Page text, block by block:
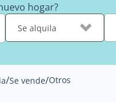
hogar?
Se alquila
/Se vende/Otros